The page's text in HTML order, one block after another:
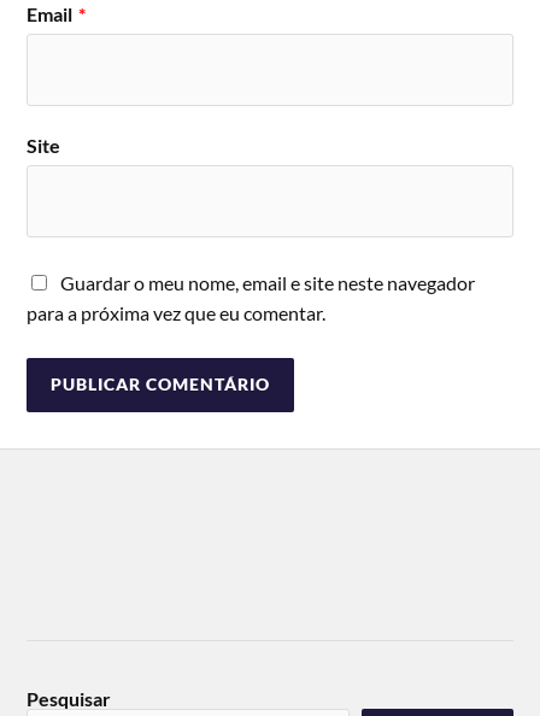
Email *
Site
Guardar o meu nome, email e site neste navegador
para a próxima vez que eu comentar.
Pesquisar